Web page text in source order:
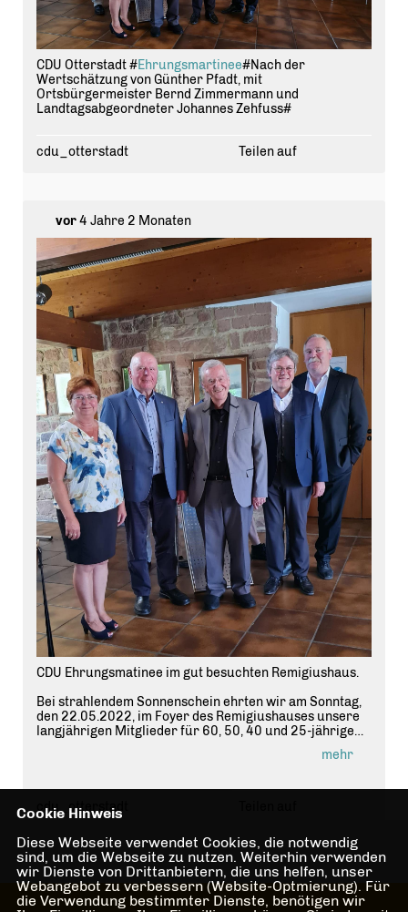
CDU Otterstadt #Ehrungsmartinee#Nach der
Wertschätzung von Günther Pfadt, mit
Ortsbürgermeister Bernd Zimmermann und
Landtagsabgeordneter Johannes Zehfuss#
cdu_otterstadt Teilen auf
vor4 Jahre 2 Monaten
CDU Ehrungsmatinee im gut besuchten Remigiushaus.
Bei strahlendem Sonnenschein ehrten wir am Sonntag,
den 22.05.2022, im Foyer des Remigiushauses unsere
langjährigen Mitglieder für 60, 50, 40 und 25-jährige
Gästen unseren Landtagsabgeordneten Johannes
unseren Ortsbürgermeister Bernd Zimmermann. Sie
Remigiushaus gekommen sind.
Frau Hasl informierte darüber, dass die letzten
Ehrungen länger zurück liegen und auch die für 2020
vorgesehene Ehrungsmatinee Corona bedingt ausfallen
musste.
mehr
cdu_otterstadt
Cookie Hinweis
Diese Webseite verwendet Cookies, die notwendig
sind, um die Webseite zu nutzen. Weiterhin verwenden
wir Dienste von Drittanbietern, die uns helfen, unser
Webangebot zu verbessern (Website-Optmierung). Für
die Verwendung bestimmter Dienste, benötigen wir